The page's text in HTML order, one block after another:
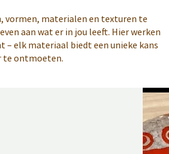
vormen, materialen en texturen te
aan wat er in jou leeft. Hier werken
elk materiaal biedt een unieke kans
te ontmoeten.